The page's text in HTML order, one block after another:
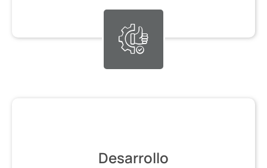
Desarrollo